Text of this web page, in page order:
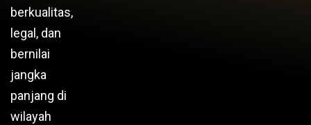
berkualitas,
legal, dan
bernilai
jangka
panjang di
wilayah